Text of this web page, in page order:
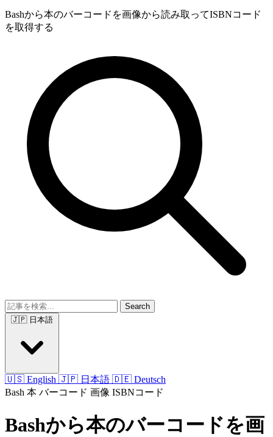
Bashから本のバーコードを画像から読み取ってISBNコード
を取得する
Search
🇺🇸 English 🇯🇵 日本語 🇩🇪 Deutsch
Bash 本 バーコード 画像 ISBNコード
Bashから本のバーコードを画